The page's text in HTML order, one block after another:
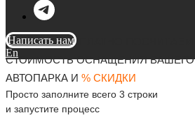
ДАВАЙТЕ БЕСПЛАТНО ПОСЧИТАЕМ
СТОИМОСТЬ ОСНАЩЕНИЯ ВАШЕГО
АВТОПАРКА И % СКИДКИ
Просто заполните всего 3 строки
и запустите процесс
Написать нам
En